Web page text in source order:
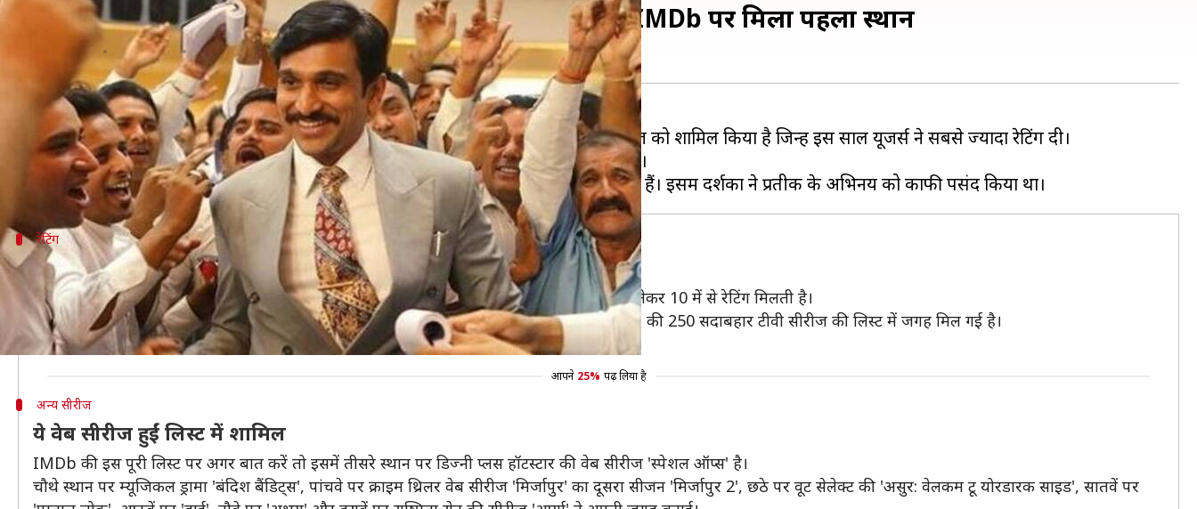
'स्कैम 1992...' बनी 2020 की सबसे सफल भारतीय वेब सीरीज, IMDb पर मिला पहला स्थान
Dec 09, 2020 08:10 pm
क्या है खबर?
हाल ही में IMDb की 10 शीर्ष भारतीय वेब सीरीज 2020 की लिस्ट सामने आई है। इसमें उन सीरीज को शामिल किया है जिन्हें इस साल यूजर्स ने सबसे ज्यादा रेटिंग दी।
इस लिस्ट में पहला स्थान हंसल मेहता की वेब सीरीज 'स्कैम 1992: द हर्षद मेहता स्टोरी' को मिला है।
रेटिंग
'स्कैम 1992...' को मिली 10 में से 9.5 रेटिंग
बता दें कि IMDb की रेटिंग यूजर्स द्वारा तय की जाती है। इस पर यूजर्स किसी भी फिल्म या टीवी शो को लेकर 10 में से रेटिंग मिलती है।
अब सोनी लिव पर रिलीज हुई 'स्कैम 1992...' को इस साल 10 में से 9.5 रेटिंग मिली है। ऐसे में इसे IMDb की 250 सदाबहार टीवी सीरीज की लिस्ट में जगह मिल गई है।
इसके अलावा दूसरे स्थान पर इस लिस्ट में अमेजन प्राइम पर रिलीज हुई सीरीज 'पंचायत' है।
आपने 25% पढ़ लिया है
अन्य सीरीज
ये वेब सीरीज हुईं लिस्ट में शामिल
IMDb की इस पूरी लिस्ट पर अगर बात करें तो इसमें तीसरे स्थान पर डिज्नी प्लस हॉटस्टार की वेब सीरीज 'स्पेशल ऑप्स' है।
चौथे स्थान पर म्यूजिकल ड्रामा 'बंदिश बैंडिट्स', पांचवे पर क्राइम थ्रिलर वेब सीरीज 'मिर्जापुर' का दूसरा सीजन 'मिर्जापुर 2', छठे पर वूट सेलेक्ट की 'असुर: वेलकम टू योरडारक साइड', सातवें पर